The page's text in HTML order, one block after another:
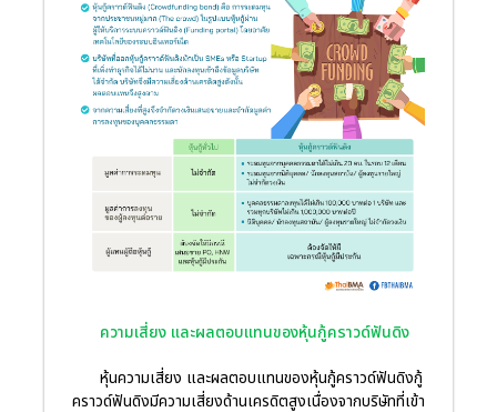
ความเสี่ยง และผลตอบแทนของหุ้นกู้คราวด์ฟันดิง
หุ้นความเสี่ยง และผลตอบแทนของหุ้นกู้คราวด์ฟันดิงกู้
คราวด์ฟันดิงมีความเสี่ยงด้านเครดิตสูงเนื่องจากบริษัทที่เข้า